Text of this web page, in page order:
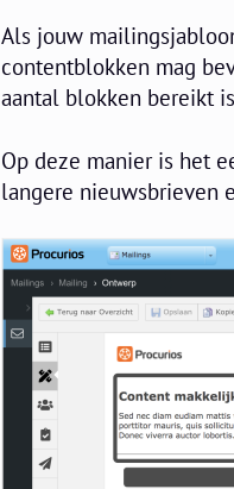
Als jouw
contentblokken mag
aantal blokken bereikt
Op deze manier is het
langere nieuwsbrieven